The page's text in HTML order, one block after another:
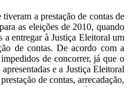
a prestação de contas de
as eleições de 2010, quando
a entregar à Justiça Eleitoral um
de contas. De acordo com a
de concorrer, já que o
e a Justiça Eleitoral
de contas, arrecadação,